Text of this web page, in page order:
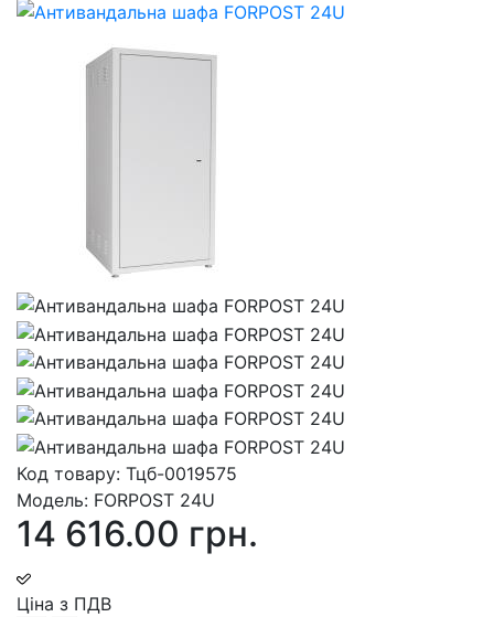
Код товару: Тцб-0019575
Модель: FORPOST 24U
14 616.00 грн.
Ціна з ПДВ